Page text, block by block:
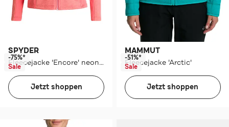
SPYDER
Fleecejacke 'Encore' neonorange
-75%*
Sale
Jetzt shoppen
MAMMUT
Fleecejacke 'Arctic'
-51%*
Sale
Jetzt shoppen